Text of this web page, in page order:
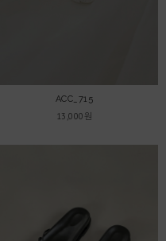
ACC_715
13,000원